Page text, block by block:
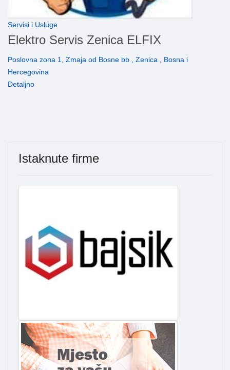
Servisi i Usluge
Elektro Servis Zenica ELFIX
Poslovna zona 1, Zmaja od Bosne bb , Zenica , Bosna i
Hercegovina
Detaljno
Istaknute firme